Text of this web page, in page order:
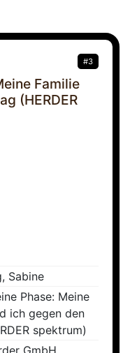
#3
Familie
(HERDER
Sabine
Phase: Meine
ich gegen den
spektrum)